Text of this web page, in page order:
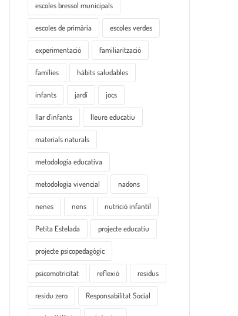
escoles bressol municipals
escoles de primària escoles verdes
experimentació familiarització
famílies hàbits saludables
infants jardí jocs
llar d'infants lleure educatiu
materials naturals
metodologia educativa
metodologia vivencial nadons
nenes nens nutrició infantil
Petita Estelada projecte educatiu
projecte psicopedagògic
psicomotricitat reflexió residus
residu zero Responsabilitat Social